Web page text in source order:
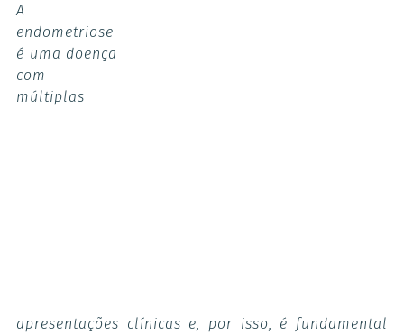
A
endometriose
é uma doença
com
múltiplas
apresentações clínicas e, por isso, é fundamental